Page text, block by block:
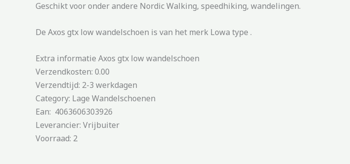
Geschikt voor onder andere Nordic Walking, speedhiking, wandelingen.
De Axos gtx low wandelschoen is van het merk Lowa type .
Extra informatie Axos gtx low wandelschoen
Verzendkosten: 0.00
Verzendtijd: 2-3 werkdagen
Category: Lage Wandelschoenen
Ean: 4063606303926
Leverancier: Vrijbuiter
Voorraad: 2